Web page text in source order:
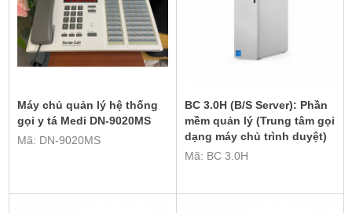
Máy chủ quản lý hệ thống
gọi y tá Medi DN-9020MS
Mã: DN-9020MS
BC 3.0H (B/S Server): Phần
mềm quản lý (Trung tâm gọi
dạng máy chủ trình duyệt)
Mã: BC 3.0H